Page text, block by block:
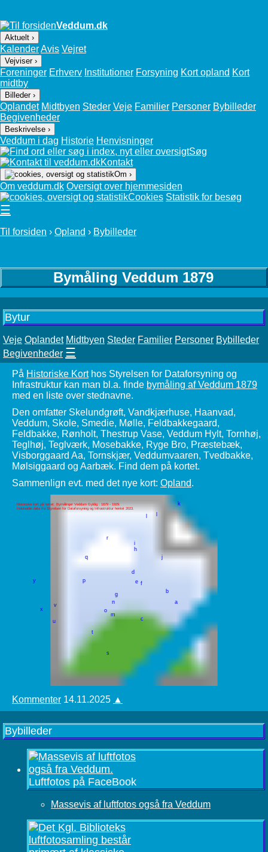
Veddum.dk
Aktuelt ›
KalenderAvis Vejret
Vejviser ›
Foreninger Erhverv Institutioner Forsyning Kort opland Kort
midtby
Billeder ›
Oplandet Midtbyen Steder Veje Familier Personer Bybilleder
Begivenheder
Beskrivelse ›
Veddum i dag Historie Henvisninger
Søg
Kontakt
Om ›
Om veddum.dk Oversigt over hjemmesiden
Cookies Statistik for besøg
☰
Til forsiden › Opland › Bybilleder
Bymåling Veddum 1879
Bytur
Veje Oplandet Midtbyen Steder Familier Personer Bybilleder
Begivenheder ☰
På Historiske Korthos Styrelsen for Dataforsyning og
Infrastruktur kan man bl.a. finde bymåling af Veddum 1879
med en liste over stednavne.
Den omfatter Skelundgrøft, Vandkjærhuse, Haanvad,
Veddum, Skole, Smedie, Mølle, Feldbakkegaard,
Feldbakke, Rønholt, Thestrup Vase, Veddum Hylt, Tornhøj,
Teglhøj, Teglværk, Mosebakke, Ryge Bro, Præstebæk,
Visborggaard Aa, Tornskjær, Veddumvaaren, Tvedbakke,
Mølsiggaard og Aarbæk. Find dem på kortet.
Sammenlign evt. med det nye kort: Opland.
Historiske kort på nettet. Bymålinger Veddum Gyldig : 1879 - 1929.
Indeholder data fra Styrelsen for Dataforsyning og Infrastruktur hentet 2023.
a
b
c
d
e f
g
h
i
j
k
m
n
o
p
q
r
s
t
u
v
x
y
Kommenter 14.11.2025 ▲
Bybilleder
Luftfotos på FaceBook
Massevis af luftfotos også fra Veddum